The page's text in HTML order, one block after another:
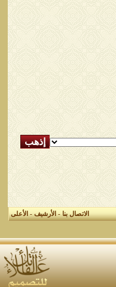
الاتصال بنا-الأرشيف-الأعلى